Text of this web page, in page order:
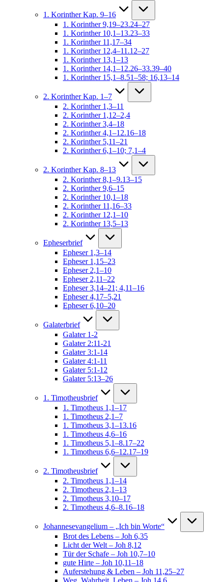
1. Korinther Kap. 9–16
1. Korinther 9,19–23.24–27
1. Korinther 10,1–13.23–33
1. Korinther 11,17–34
1. Korinther 12,4–11.12–27
1. Korinther 13,1–13
1. Korinther 14,1–12.26–33.39–40
1. Korinther 15,1–8.51–58; 16,13–14
2. Korinther Kap. 1–7
2. Korinther 1,3–11
2. Korinther 1,12–2,4
2. Korinther 3,4–18
2. Korinther 4,1–12.16–18
2. Korinther 5,11–21
2. Korinther 6,1–10; 7,1–4
2. Korinther Kap. 8–13
2. Korinther 8,1–9.13–15
2. Korinther 9,6–15
2. Korinther 10,1–18
2. Korinther 11,16–33
2. Korinther 12,1–10
2. Korinther 13,5–13
Epheserbrief
Epheser 1,3–14
Epheser 1,15–23
Epheser 2,1–10
Epheser 2,11–22
Epheser 3,14–21; 4,11–16
Epheser 4,17–5,21
Epheser 6,10–20
Galaterbrief
Galater 1-2
Galater 2:11-21
Galater 3:1-14
Galater 4:1-11
Galater 5:1-12
Galater 5:13–26
1. Timotheusbrief
1. Timotheus 1,1–17
1. Timotheus 2,1–7
1. Timotheus 3,1–13.16
1. Timotheus 4,6–16
1. Timotheus 5,1–8.17–22
1. Timotheus 6,6–12.17–19
2. Timotheusbrief
2. Timotheus 1,1–14
2. Timotheus 2,1–13
2. Timotheus 3,10–17
2. Timotheus 4,6–8.16–18
Johannesevangelium – „Ich bin Worte“
Brot des Lebens – Joh 6,35
Licht der Welt – Joh 8,12
Tür der Schafe – Joh 10,7–10
gute Hirte – Joh 10,11–18
Auferstehung & Leben – Joh 11,25–27
Weg, Wahrheit, Leben – Joh 14,6